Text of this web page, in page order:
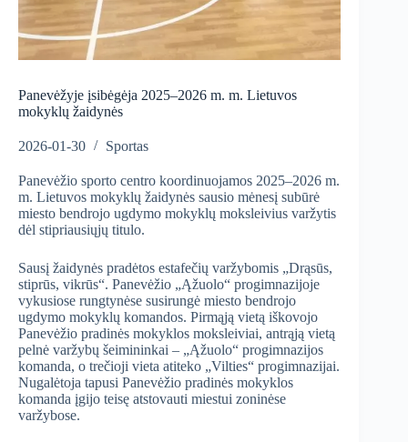
Panevėžyje įsibėgėja 2025–2026 m. m. Lietuvos
mokyklų žaidynės
2026-01-30 Sportas
Panevėžio sporto centro koordinuojamos 2025–2026 m.
m. Lietuvos mokyklų žaidynės sausio mėnesį subūrė
miesto bendrojo ugdymo mokyklų moksleivius varžytis
dėl stipriausiųjų titulo.
Sausį žaidynės pradėtos estafečių varžybomis „Drąsūs,
stiprūs, vikrūs“. Panevėžio „Ąžuolo“ progimnazijoje
vykusiose rungtynėse susirungė miesto bendrojo
ugdymo mokyklų komandos. Pirmąją vietą iškovojo
Panevėžio pradinės mokyklos moksleiviai, antrąją vietą
pelnė varžybų šeimininkai – „Ąžuolo“ progimnazijos
komanda, o trečioji vieta atiteko „Vilties“ progimnazijai.
Nugalėtoja tapusi Panevėžio pradinės mokyklos
komanda įgijo teisę atstovauti miestui zoninėse
varžybose.